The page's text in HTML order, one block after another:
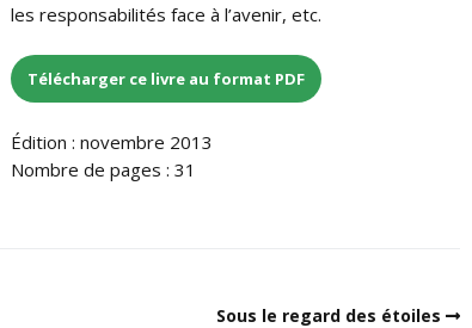
les responsabilités face à l’avenir, etc.
Télécharger ce livre au format PDF
Édition : novembre 2013
Nombre de pages : 31
Sous le regard des étoiles